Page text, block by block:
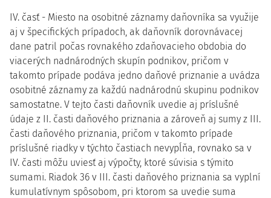
IV. časť - Miesto na osobitné záznamy daňovníka sa využije
aj v špecifických prípadoch, ak daňovník dorovnávacej
dane patril počas rovnakého zdaňovacieho obdobia do
viacerých nadnárodných skupín podnikov, pričom v
takomto prípade podáva jedno daňové priznanie a uvádza
osobitné záznamy za každú nadnárodnú skupinu podnikov
samostatne. V tejto časti daňovník uvedie aj príslušné
údaje z II. časti daňového priznania a zároveň aj sumy z III.
časti daňového priznania, pričom v takomto prípade
príslušné riadky v týchto častiach nevypĺňa, rovnako sa v
IV. časti môžu uviesť aj výpočty, ktoré súvisia s týmito
sumami. Riadok 36 v III. časti daňového priznania sa vyplní
kumulatívnym spôsobom, pri ktorom sa uvedie suma